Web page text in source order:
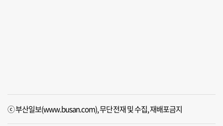
ⓒ 부산일보(www.busan.com), 무단전재 및 수집, 재배포금지